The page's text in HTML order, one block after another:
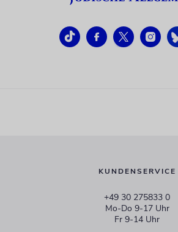
KUNDENSERVICE
+49 30 275833 0
Mo-Do 9-17 Uhr
Fr 9-14 Uhr